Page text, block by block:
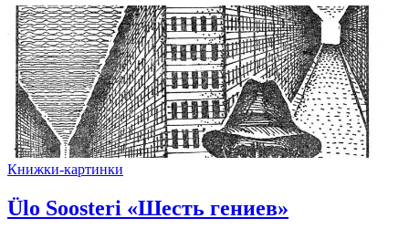
Книжки-картинки
Ülo Soosteri «Шесть гениев»